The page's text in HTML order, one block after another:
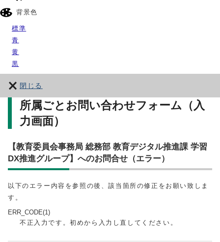
背景色
標準
青
黄
黒
閉じる
所属ごとお問い合わせフォーム（入
力画面）
【教育委員会事務局 総務部 教育デジタル推進課 学習
DX推進グループ】へのお問合せ（エラー）
以下のエラー内容を参照の後、該当箇所の修正をお願い致しま
す。
ERR_CODE(1)
不正入力です。初めから入力し直してください。